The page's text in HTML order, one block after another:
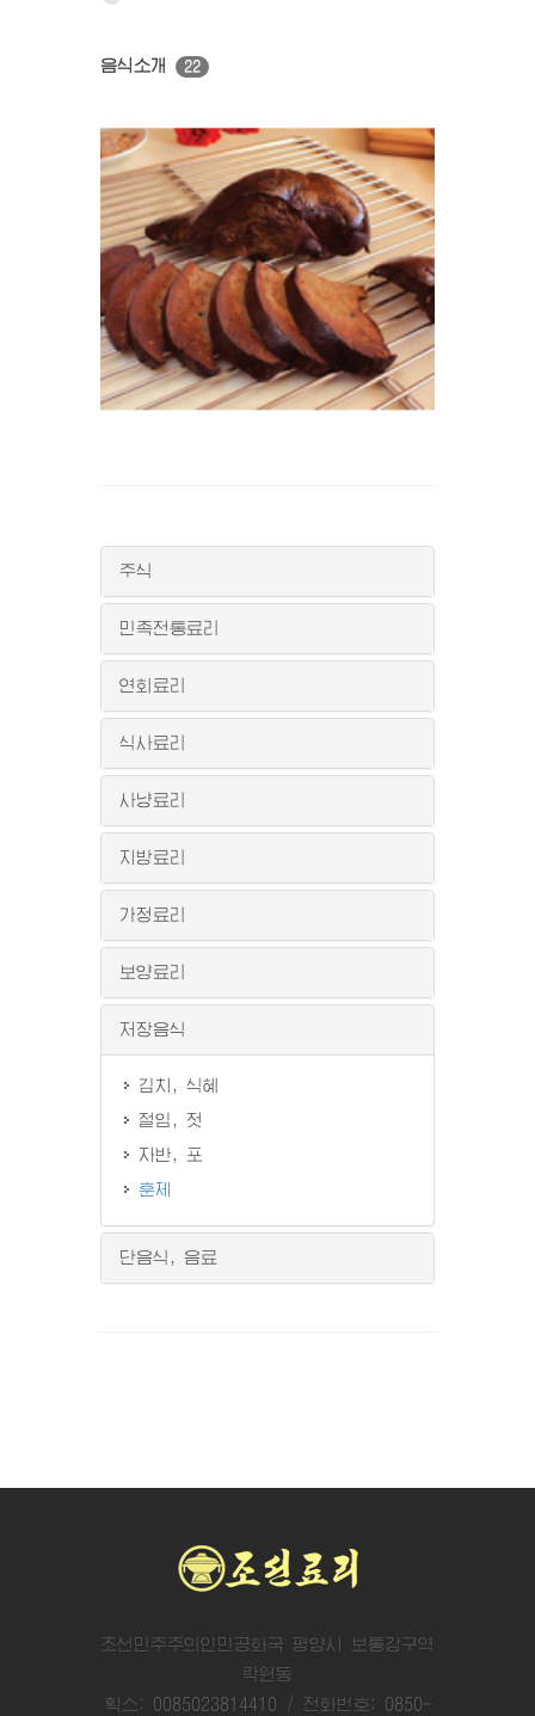
음식소개 22
주식
민족전통료리
연회료리
식사료리
사냥료리
지방료리
가정료리
보양료리
저장음식
김치, 식혜
절임, 젓
자반, 포
훈제
단음식, 음료
조선민주주의인민공화국 평양시 보통강구역
락원동
확스: 0085023814410 / 전화번호: 0850-